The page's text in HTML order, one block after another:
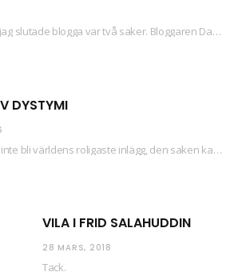
Anledningen att jag slutade blogga var två saker. Bloggaren Daniel skrev ut checkar som personen…
DYSTYMI
Det här kommer inte bli världens roligaste inlägg, den saken kan ni räkna med. Det…
VILA I FRID SALAHUDDIN
28 MARS, 2018
Tack.